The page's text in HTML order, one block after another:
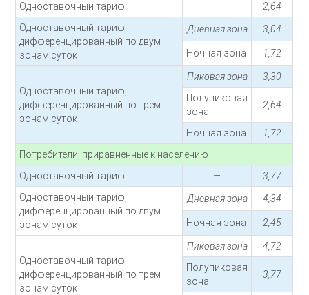
Одноставочный тариф
—
2,64
Одноставочный тариф,
дифференцированный по двум
зонам суток
Дневная зона 3,04
Ночная зона 1,72
Одноставочный тариф,
дифференцированный по трем
зонам суток
Пиковая зона
3,30
Полупиковая
зона
2,64
Ночная зона
1,72
Потребители, приравненные к населению
Одноставочный тариф
—
3,77
Одноставочный тариф,
дифференцированный по двум
зонам суток
Дневная зона 4,34
Ночная зона 2,45
Одноставочный тариф,
дифференцированный по трем
зонам суток
Пиковая зона
4,72
Полупиковая
зона
3,77